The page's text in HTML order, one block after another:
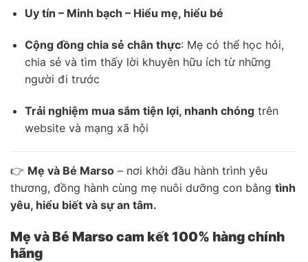
Uy tín – Minh bạch – Hiểu mẹ, hiểu bé
Cộng đồng chia sẻ chân thực: Mẹ có thể học hỏi,
chia sẻ và tìm thấy lời khuyên hữu ích từ những
người đi trước
Trải nghiệm mua sắm tiện lợi, nhanh chóngtrên
website và mạng xã hội
👉 Mẹ và Bé Marso – nơi khởi đầu hành trình yêu
thương, đồng hành cùng mẹ nuôi dưỡng con bằng tình
yêu, hiểu biết và sự an tâm.
Mẹ và Bé Marso cam kết 100% hàng chính
hãng